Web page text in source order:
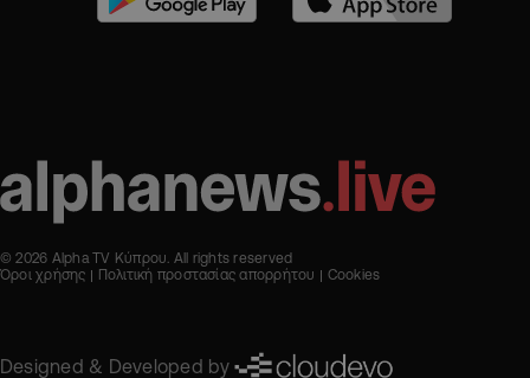
© 2026 Alpha TV Κύπρου. All rights reserved
Όροι χρήσης
Πολιτική προστασίας απορρήτου Cookies
Designed & Developed by